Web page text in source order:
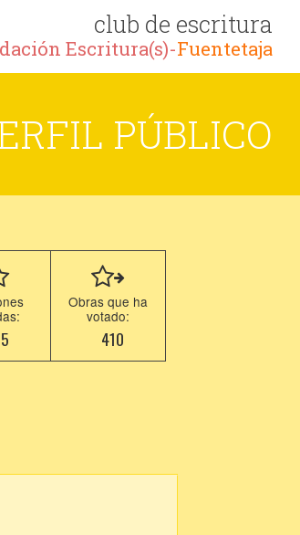
club de escritura
Escritura(s)-Fuentetaja
PÚBLICO
Obras que ha
votado:
410